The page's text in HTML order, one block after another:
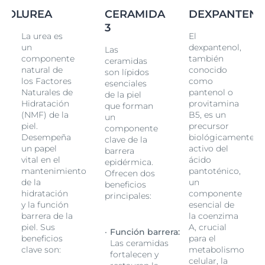
tiene un agradable perfume desarrollado
específicamente para la piel seca que crea una
experiencia de bienestar. sin la irritación que pueden
causar los productos perfumados.
Esta espuma para pies es ideal para las personas con
piel envejecida o seca y afecciones de la piel como
xerosis, psoriasis y especialmente diabetes.
UREA
La urea es
un
componente
natural de
los Factores
Naturales de
Hidratación
(NMF) de la
piel.
Desempeña
un papel
vital en el
mantenimiento
de la
hidratación
y la función
barrera de la
piel. Sus
beneficios
clave son:
CERAMIDA
3
Las
ceramidas
son lípidos
esenciales
de la piel
que forman
un
componente
clave de la
barrera
epidérmica.
Ofrecen dos
beneficios
principales:
Función barrera:
Las ceramidas
fortalecen y
El
dexpantenol,
también
conocido
como
pantenol o
provitamina
B5, es un
precursor
biológicamente
activo del
ácido
pantoténico,
un
componente
esencial de
la coenzima
A, crucial
para el
metabolismo
celular, la